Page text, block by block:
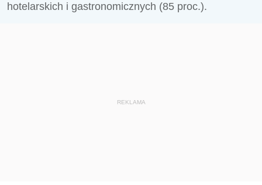
hotelarskich i gastronomicznych (85 proc.).
REKLAMA